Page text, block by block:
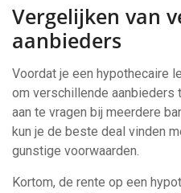
Vergelijken van
aanbieders
Voordat je een hypothecaire
om verschillende
aan te vragen bij meerdere
kun je de beste deal vinden
gunstige voorwaarden.
Kortom, de rente op een